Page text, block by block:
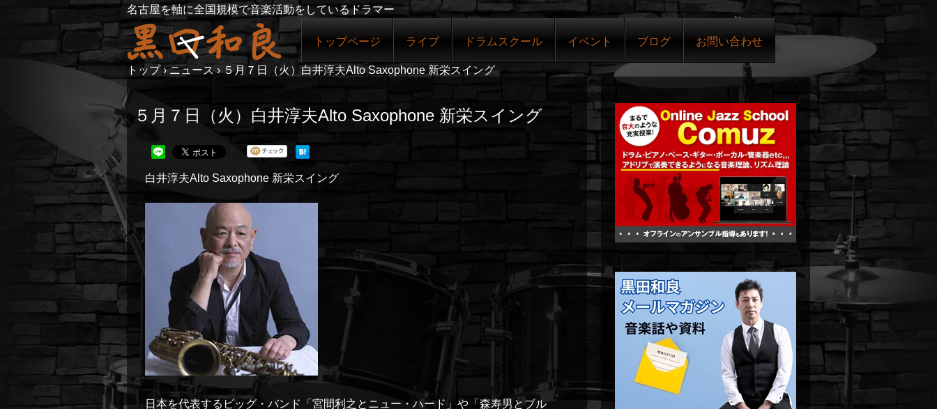
名古屋を軸に全国規模で音楽活動をしているドラマー
トップページ ライブ ドラムスクール イベント ブログ お問い合わせ
トップ › ニュース › ５月７日（火）白井淳夫Alto Saxophone 新栄スイング
５月７日（火）白井淳夫Alto Saxophone 新栄スイング
白井淳夫Alto Saxophone 新栄スイング
日本を代表するビッグ・バンド「宮間利之とニュー・ハード」や「森寿男とブル